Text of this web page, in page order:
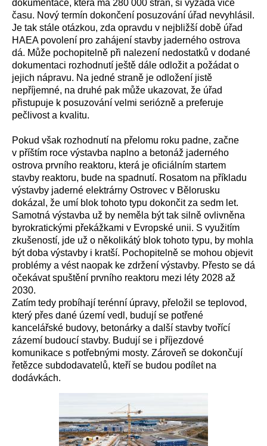
dokumentace, která má 280 000 stran, si vyžádá více
času. Nový termín dokončení posuzování úřad nevyhlásil.
Je tak stále otázkou, zda opravdu v nejbližší době úřad
HAEA povolení pro zahájení stavby jaderného ostrova
dá. Může pochopitelně při nalezení nedostatků v dodané
dokumentaci rozhodnutí ještě dále odložit a požádat o
jejich nápravu. Na jedné straně je odložení jistě
nepříjemné, na druhé pak může ukazovat, že úřad
přistupuje k posuzování velmi seriózně a preferuje
pečlivost a kvalitu.
Pokud však rozhodnutí na přelomu roku padne, začne
v příštím roce výstavba naplno a betonáž jaderného
ostrova prvního reaktoru, která je oficiálním startem
stavby reaktoru, bude na spadnutí. Rosatom na příkladu
výstavby jaderné elektrárny Ostrovec v Bělorusku
dokázal, že umí blok tohoto typu dokončit za sedm let.
Samotná výstavba už by neměla být tak silně ovlivněna
byrokratickými překážkami v Evropské unii. S využitím
zkušeností, jde už o několikátý blok tohoto typu, by mohla
být doba výstavby i kratší. Pochopitelně se mohou objevit
problémy a vést naopak ke zdržení výstavby. Přesto se dá
očekávat spuštění prvního reaktoru mezi léty 2028 až
2030.
Zatím tedy probíhají terénní úpravy, přeložil se teplovod,
který přes dané území vedl, budují se potřené
kancelářské budovy, betonárky a další stavby tvořící
zázemí budoucí stavby. Budují se i příjezdové
komunikace s potřebnými mosty. Zároveň se dokončují
řetězce subdodavatelů, kteří se budou podílet na
dodávkách.